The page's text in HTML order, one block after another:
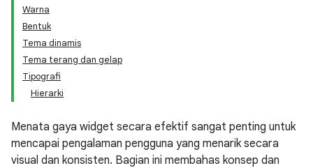
Warna
Bentuk
Tema dinamis
Tema terang dan gelap
Tipografi
Hierarki
Menata gaya widget secara efektif sangat penting untuk
mencapai pengalaman pengguna yang menarik secara
visual dan konsisten. Bagian ini membahas konsep dan